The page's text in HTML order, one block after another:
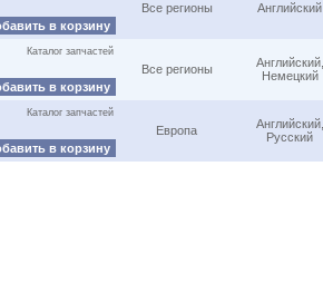
в корзину
Все регионы Английский
Каталог запчастей
в корзину
Все регионы
Английский,
Немецкий
Каталог запчастей
в корзину
Европа
Английский,
Русский